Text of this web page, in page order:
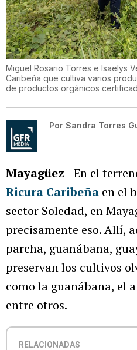
Miguel Rosario Torres e Isaelys
Caribeña que cultiva varios
de productos orgánicos
Por Sandra Torres
Mayagüez - En el
Ricura Caribeña en el
sector Soledad, en
precisamente eso. Allí,
parcha, guanábana,
preservan los cultivos
como la guanábana, el
entre otros.
RELACIONADAS